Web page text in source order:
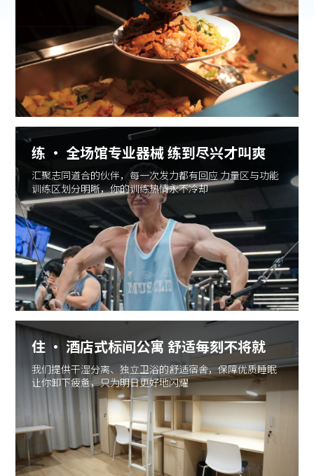
练 · 全场馆专业器械 练到尽兴才叫爽
汇聚志同道合的伙伴，每一次发力都有回应 力量区与功能
训练区划分明晰，你的训练热情永不冷却
住 · 酒店式标间公寓 舒适每刻不将就
我们提供干湿分离、独立卫浴的舒适宿舍，保障优质睡眠
让你卸下疲惫，只为明日更好地闪耀